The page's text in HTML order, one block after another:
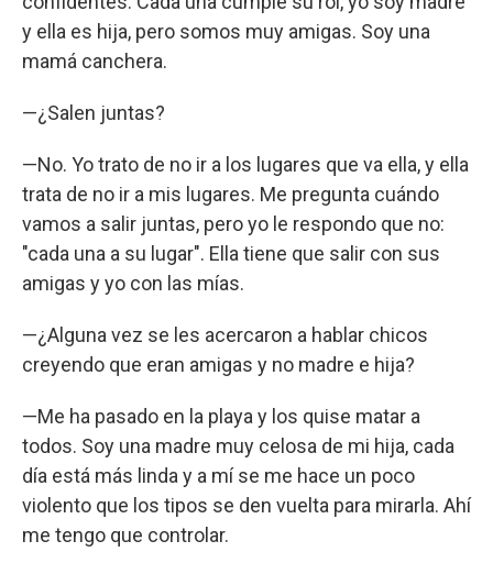
y ella es hija, pero somos muy amigas. Soy una
mamá canchera.
—¿Salen juntas?
—No. Yo trato de no ir a los lugares que va ella, y ella
trata de no ir a mis lugares. Me pregunta cuándo
vamos a salir juntas, pero yo le respondo que no:
"cada una a su lugar". Ella tiene que salir con sus
amigas y yo con las mías.
—¿Alguna vez se les acercaron a hablar chicos
creyendo que eran amigas y no madre e hija?
—Me ha pasado en la playa y los quise matar a
todos. Soy una madre muy celosa de mi hija, cada
día está más linda y a mí se me hace un poco
violento que los tipos se den vuelta para mirarla. Ahí
me tengo que controlar.